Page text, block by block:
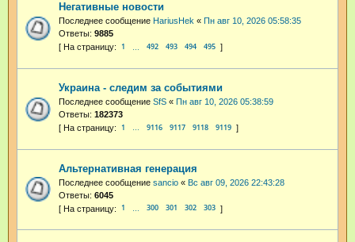
Негативные новости
Последнее сообщение HariusHek « Пн авг 10, 2026 05:58:35
Ответы: 9885
1 492 493 494 495
Украина - следим за событиями
Последнее сообщение SfS « Пн авг 10, 2026 05:38:59
Ответы: 182373
1 … 9116 9117 9118 9119
Альтернативная генерация
Последнее сообщение sancio « Вс авг 09, 2026 22:43:28
Ответы: 6045
1 300 301 302 303